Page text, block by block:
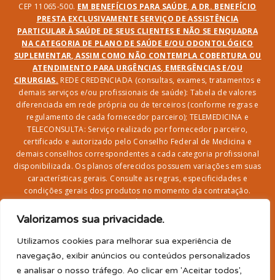
Valorizamos sua privacidade.
Utilizamos cookies para melhorar sua experiência de
navegação, exibir anúncios ou conteúdos personalizados
e analisar o nosso tráfego. Ao clicar em 'Aceitar todos',
CEP 11065-500. EM BENEFÍCIOS PARA SAÚDE, A DR. BENEFÍCIO
PRESTA EXCLUSIVAMENTE SERVIÇO DE ASSISTÊNCIA
PARTICULAR À SAÚDE DE SEUS CLIENTES E NÃO SE ENQUADRA
NA CATEGORIA DE PLANO DE SAÚDE E/OU ODONTOLÓGICO
SUPLEMENTAR, ASSIM COMO NÃO CONTEMPLA COBERTURA OU
ATENDIMENTO PARA URGÊNCIAS, EMERGÊNCIAS E/OU
CIRURGIAS. REDE CREDENCIADA (consultas, exames, tratamentos e
demais serviços e/ou profissionais de saúde): Tabela de valores
diferenciada em rede própria ou de terceiros (conforme regras e
regulamento de cada fornecedor parceiro); TELEMEDICINA e
TELECONSULTA: Serviço realizado por fornecedor parceiro,
certificado e autorizado pelo Conselho Federal de Medicina e
demais conselhos correspondentes a cada categoria profissional
disponibilizada. Os planos oferecidos possuem variações em suas
características gerais. Consulte as regras, especificidades e
condições gerais dos produtos no momento da contratação.
serviços na rede credenciada;SEGURO DE VIDA, ACIDENTES
PESSOAIS, ASSISTÊNCIA FUNERAL 24H, ASSISTÊNCIA
RESIDENCIAL E SORTEIO: Produto com registro SUSEP
garantido pela SEGUROS SURA (CNPJ sob o nº
adesão/elegibilidade de 64 anos (titular) e carência de 60